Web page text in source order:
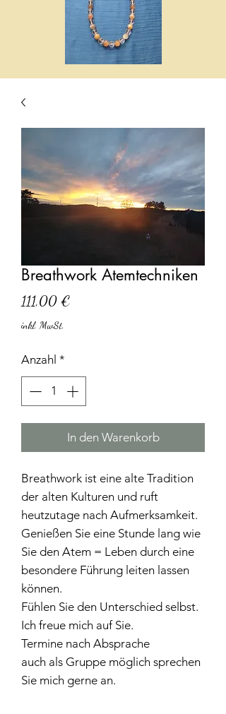
Breathwork Atemtechniken
111,00 €
inkl. MwSt.
Anzahl *
In den Warenkorb
Breathwork ist eine alte Tradition
der alten Kulturen und ruft
heutzutage nach Aufmerksamkeit.
Genießen Sie eine Stunde lang wie
Sie den Atem = Leben durch eine
besondere Führung leiten lassen
können.
Fühlen Sie den Unterschied selbst.
Ich freue mich auf Sie.
Termine nach Absprache
auch als Gruppe möglich sprechen
Sie mich gerne an.